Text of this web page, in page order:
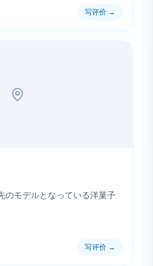
写评价 →
のモデルとなっている洋菓子
写评价 →